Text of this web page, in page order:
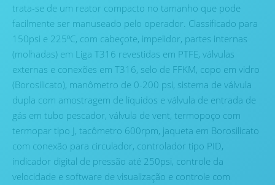
trata-se de um reator compacto no tamanho que pode
facilmente ser manuseado pelo operador. Classificado para
150psi e 225⁰C, com cabeçote, impelidor, partes internas
(molhadas) em Liga T316 revestidas em PTFE, válvulas
externas e conexões em T316, selo de FFKM, copo em vidro
(Borosilicato), manômetro de 0-200 psi, sistema de válvula
dupla com amostragem de líquidos e válvula de entrada de
gás em tubo pescador, válvula de vent, termopoço com
termopar tipo J, tacômetro 600rpm, jaqueta em Borosilicato
com conexão para circulador, controlador tipo PID,
indicador digital de pressão até 250psi, controle da
velocidade e software de visualização e controle com